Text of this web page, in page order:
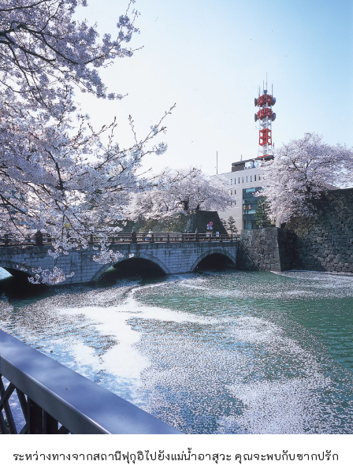
ระหว่างทางจากสถานีฟุกุอิไปยังแม่น้ำอาสุวะ คุณจะพบกับซากปรัก